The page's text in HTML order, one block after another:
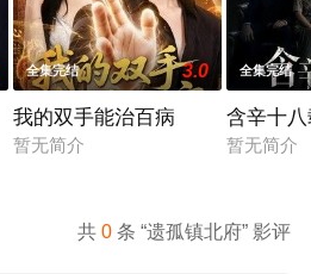
全集完结 3.0
我的双手能治百病
暂无简介
全集完结
含辛十
暂无简介
共0 条 “遗孤镇北府” 影评